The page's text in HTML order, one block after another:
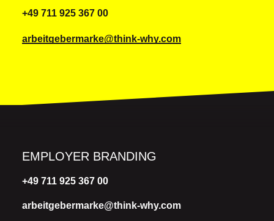
+49 711 925 367 00
arbeitgebermarke@think-why.com
EMPLOYER BRANDING
+49 711 925 367 00
arbeitgebermarke@think-why.com